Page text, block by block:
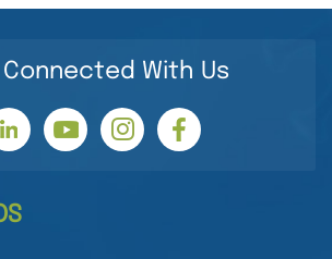
Connected With Us